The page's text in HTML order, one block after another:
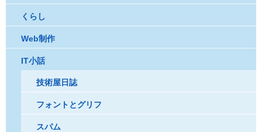
くらし
Web制作
IT小話
技術屋日誌
フォントとグリフ
スパム